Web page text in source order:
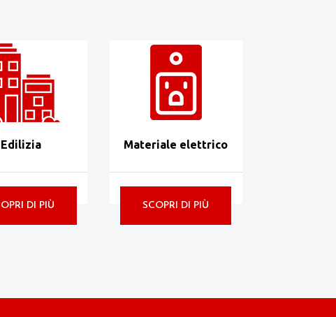
Edilizia
DI PIÙ
Materiale elettrico
SCOPRI DI PIÙ